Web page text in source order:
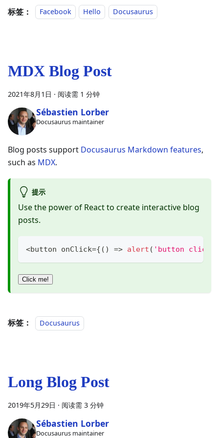
标签： Facebook Hello Docusaurus
MDX Blog Post
2021年8月1日 · 阅读需 1 分钟
Sébastien Lorber
Docusaurus maintainer
Blog posts support Docusaurus Markdown features,
such as MDX.
提示
Use the power of React to create interactive blog
posts.
<button onClick={ ( ) => alert ( 'button
Click me!
标签： Docusaurus
Long Blog Post
2019年5月29日 · 阅读需 3 分钟
Sébastien Lorber
Docusaurus maintainer